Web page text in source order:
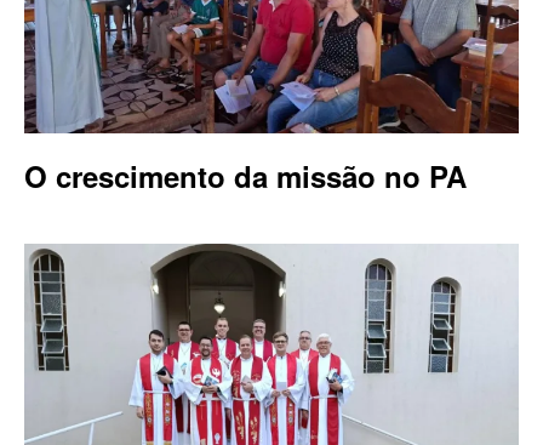
O crescimento da missão no PA